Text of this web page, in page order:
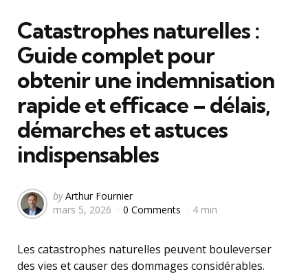
Catastrophes naturelles :
Guide complet pour
obtenir une indemnisation
rapide et efficace – délais,
démarches et astuces
indispensables
Posted
by
by Arthur Fournier
mars 5, 2026
0 Comments 4 min
Les catastrophes naturelles peuvent bouleverser
des vies et causer des dommages considérables.